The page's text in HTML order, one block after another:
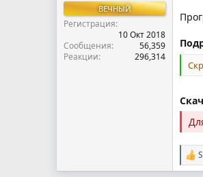
ВЕЧНЫЙ
Регистрация
10 Окт 2018
Сообщения
56,359
Реакции
296,314
Р
е